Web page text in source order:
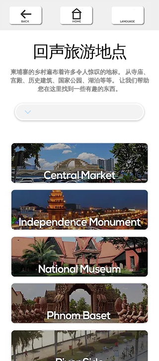
回声旅游地点
柬埔寨的乡村遍布着许多令人惊叹的地标。 从寺庙、
宫殿、历史建筑、国家公园、湖泊等等。 让我们帮助
您在这里找到一些有趣的东西。